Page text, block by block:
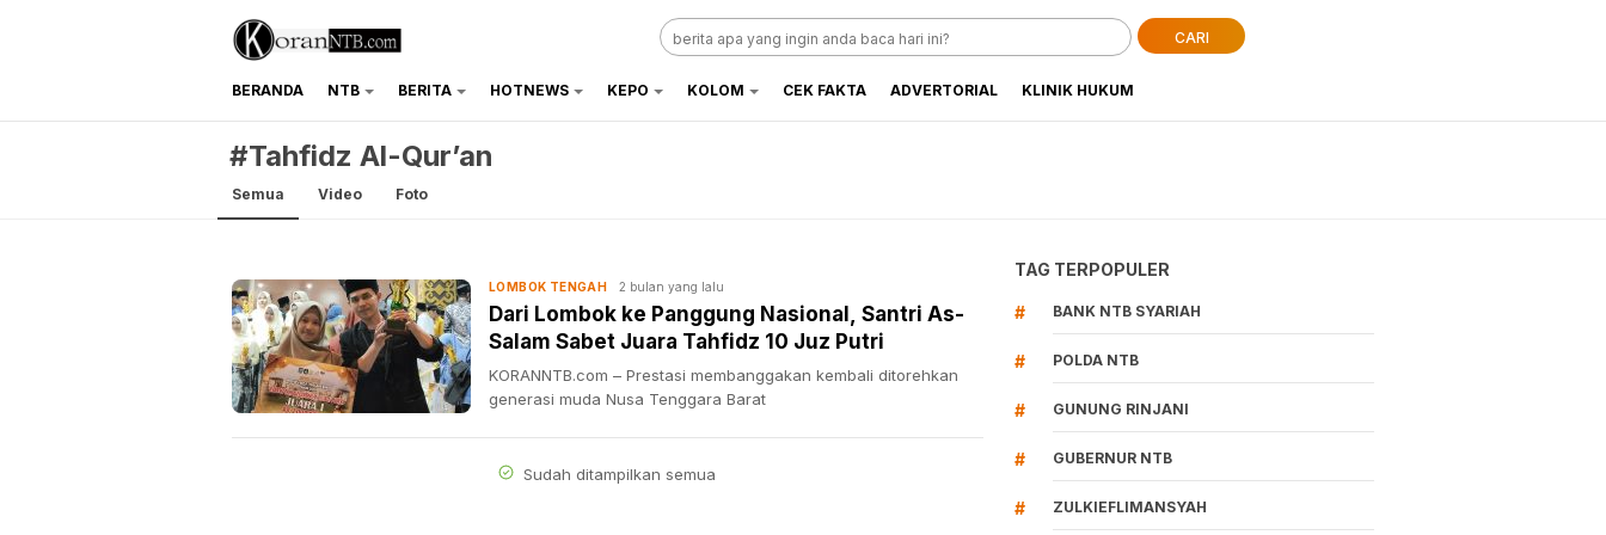
koranntb.com
CARI
BERANDA NTB BERITA HOTNEWS KEPO KOLOM CEK FAKTA ADVERTORIAL KLINIK HUKUM
#Tahfidz Al-Qur’an
Semua Video Foto
LOMBOK TENGAH 2 bulan yang lalu
Dari Lombok ke Panggung Nasional, Santri As-
Salam Sabet Juara Tahfidz 10 Juz Putri
KORANNTB.com – Prestasi membanggakan kembali ditorehkan
generasi muda Nusa Tenggara Barat
Sudah ditampilkan semua
TAG TERPOPULER
# BANK NTB SYARIAH
# POLDA NTB
# GUNUNG RINJANI
# GUBERNUR NTB
# ZULKIEFLIMANSYAH